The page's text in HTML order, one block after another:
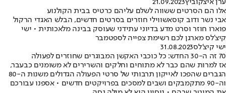
ערן איצקוביץ21.09.2023
אלו הם הסרטים ששווה לשלם עליהם כרטיס בבית הקולנוע
אבי נשר ודוב קוסאשווילי חוזרים בסרטים חדשים, הבלש האגדי הרקול
פוארו חוזר וסרט מדע בדיוני עתידני שעוסק בבינה מלאכותית • ישי
קיצ'לס מארגן לכם רשימת צפייה לספטמבר
ישי קיצ'לס31.08.2023
70 זה ה-30 החדש: כל כוכבי האקשן המבוגרים שחוזרים לפעולה
אז למרות שהם כבר לא מתוחים וחלקים והשרירים לא משומנים כבעבר,
הגברים שהפכו לאייקון תרבותי של סרטי הפעולה הגדולים משנות ה-80
וה-90 מתקמבקים ושבים למסכים בפרויקטים חדשים • אספנו עבורכם